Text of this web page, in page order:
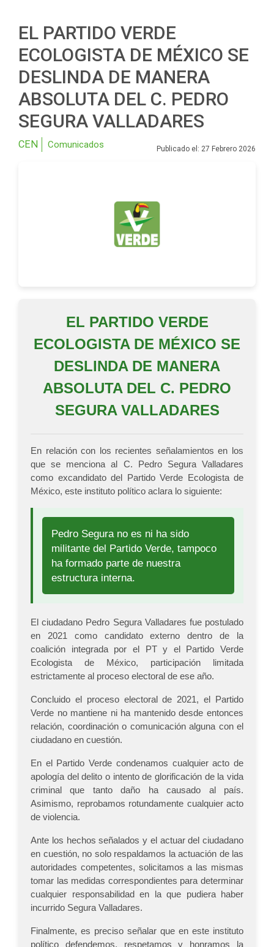
EL PARTIDO VERDE
ECOLOGISTA DE MÉXICO SE
DESLINDA DE MANERA
ABSOLUTA DEL C. PEDRO
SEGURA VALLADARES
CEN Comunicados Publicado el: 27 Febrero 2026
EL PARTIDO VERDE
ECOLOGISTA DE MÉXICO SE
DESLINDA DE MANERA
ABSOLUTA DEL C. PEDRO
SEGURA VALLADARES
En relación con los recientes señalamientos en los
que se menciona al C. Pedro Segura Valladares
como excandidato del Partido Verde Ecologista de
México, este instituto político aclara lo siguiente:
Pedro Segura no es ni ha sido
militante del Partido Verde, tampoco
ha formado parte de nuestra
estructura interna.
El ciudadano Pedro Segura Valladares fue postulado
en 2021 como candidato externo dentro de la
coalición integrada por el PT y el Partido Verde
Ecologista de México, participación limitada
estrictamente al proceso electoral de ese año.
Concluido el proceso electoral de 2021, el Partido
Verde no mantiene ni ha mantenido desde entonces
relación, coordinación o comunicación alguna con el
ciudadano en cuestión.
En el Partido Verde condenamos cualquier acto de
apología del delito o intento de glorificación de la vida
criminal que tanto daño ha causado al país.
Asimismo, reprobamos rotundamente cualquier acto
de violencia.
Ante los hechos señalados y el actuar del ciudadano
en cuestión, no solo respaldamos la actuación de las
autoridades competentes, solicitamos a las mismas
tomar las medidas correspondientes para determinar
cualquier responsabilidad en la que pudiera haber
incurrido Segura Valladares.
Finalmente, es preciso señalar que en este instituto
político defendemos, respetamos y honramos la